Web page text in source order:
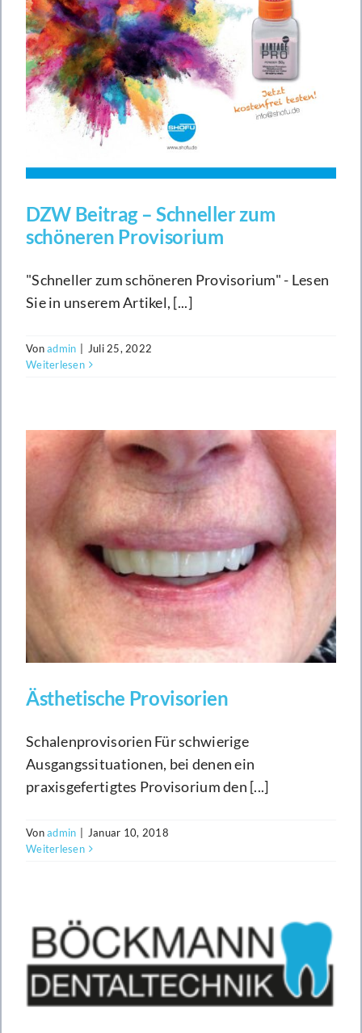
DZW Beitrag – Schneller zum
schöneren Provisorium
"Schneller zum schöneren Provisorium" - Lesen
Sie in unserem Artikel, [...]
Vonadmin
Juli 25, 2022
Weiterlesen
Ästhetische Provisorien
Schalenprovisorien Für schwierige
Ausgangssituationen, bei denen ein
praxisgefertigtes Provisorium den [...]
Vonadmin | Januar 10, 2018
Weiterlesen